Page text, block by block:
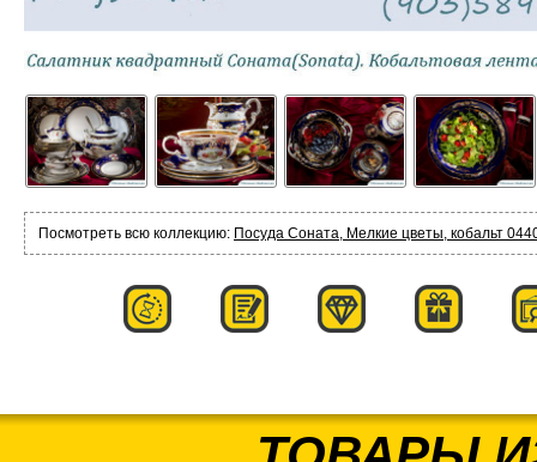
Посмотреть всю коллекцию: Посуда Соната, Мелкие цветы, кобальт